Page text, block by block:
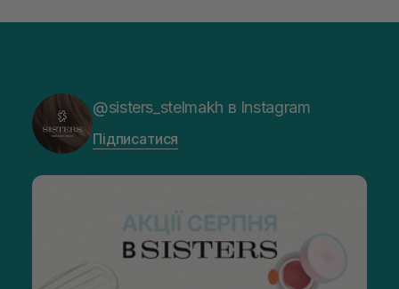
@sisters_stelmakh в Instagram
Підписатися